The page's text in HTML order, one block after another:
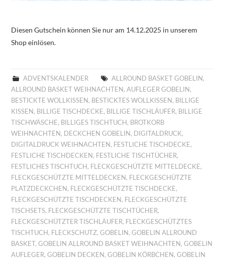
Diesen Gutschein können Sie nur am 14.12.2025 in unserem
Shop einlösen.
ADVENTSKALENDER ALLROUND BASKET GOBELIN,
ALLROUND BASKET WEIHNACHTEN,AUFLEGER GOBELIN,
BESTICKTE WOLLKISSEN, BESTICKTES WOLLKISSEN, BILLIGE
KISSEN, BILLIGE TISCHDECKE, BILLIGE TISCHLÄUFER, BILLIGE
TISCHWÄSCHE, BILLIGES TISCHTUCH, BROTKORB
WEIHNACHTEN, DECKCHEN GOBELIN, DIGITALDRUCK,
DIGITALDRUCK WEIHNACHTEN, FESTLICHE TISCHDECKE,
FESTLICHE TISCHDECKEN, FESTLICHE TISCHTÜCHER,
FESTLICHES TISCHTUCH, FLECKGESCHÜTZTE MITTELDECKE,
FLECKGESCHÜTZTE MITTELDECKEN, FLECKGESCHÜTZTE
PLATZDECKCHEN, FLECKGESCHÜTZTE TISCHDECKE,
FLECKGESCHÜTZTE TISCHDECKEN, FLECKGESCHÜTZTE
TISCHSETS, FLECKGESCHÜTZTE TISCHTÜCHER,
FLECKGESCHÜTZTER TISCHLÄUFER, FLECKGESCHÜTZTES
TISCHTUCH, FLECKSCHUTZ,GOBELIN,GOBELIN ALLROUND
BASKET,GOBELIN ALLROUND BASKET WEIHNACHTEN,GOBELIN
AUFLEGER,GOBELIN DECKEN,GOBELIN KÖRBCHEN,GOBELIN